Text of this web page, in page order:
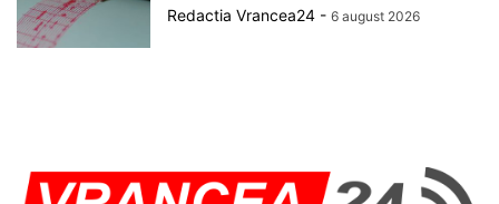
Redactia Vrancea24 - 6 august 2026